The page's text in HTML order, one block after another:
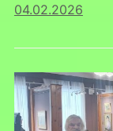
04.02.2026